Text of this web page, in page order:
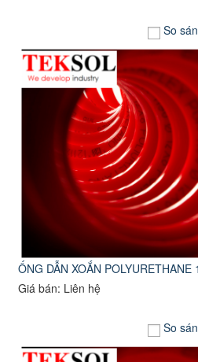
So
ỐNG DẪN XOẮN
Giá bán: Liên hệ
So